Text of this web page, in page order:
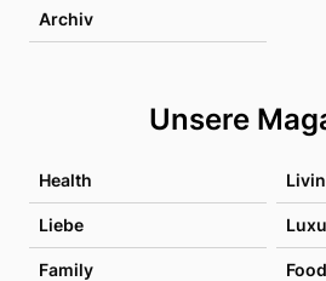
Archiv
Unsere
Health
Liebe
Family Food